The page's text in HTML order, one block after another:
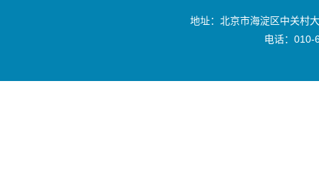
地址：北京市海淀区中关村
电话：